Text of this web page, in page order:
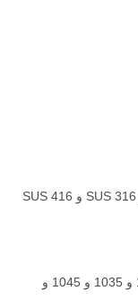
بما في ذلك SUS 201 و SUS303 و SUS 304 و SUS 316 و SUS 416
تحتوي المادة على 1008 و 1010 و 1018 و 1022 و 1035 و 1045 و